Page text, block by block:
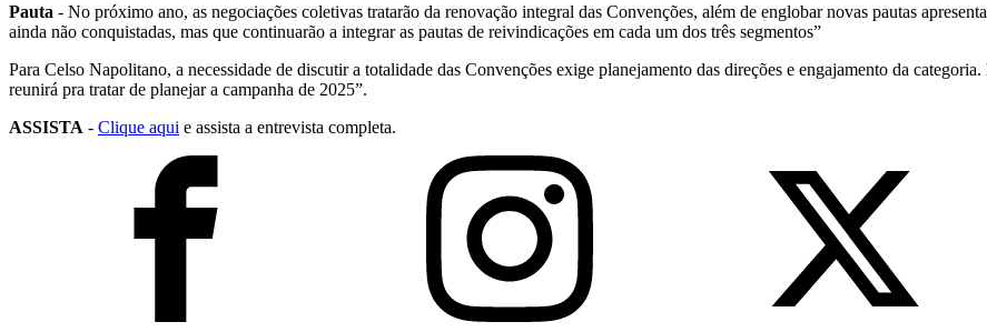
Pauta - No próximo ano, as negociações coletivas tratarão da renovação integral das Convenções, além de englobar novas pautas
ainda não conquistadas, mas que continuarão a integrar as pautas de reivindicações em cada um dos três segmentos”
Para Celso Napolitano, a necessidade de discutir a totalidade das Convenções exige planejamento das direções e engajamento da
reunirá pra tratar de planejar a campanha de 2025”.
ASSISTA - Clique aqui e assista a entrevista completa.